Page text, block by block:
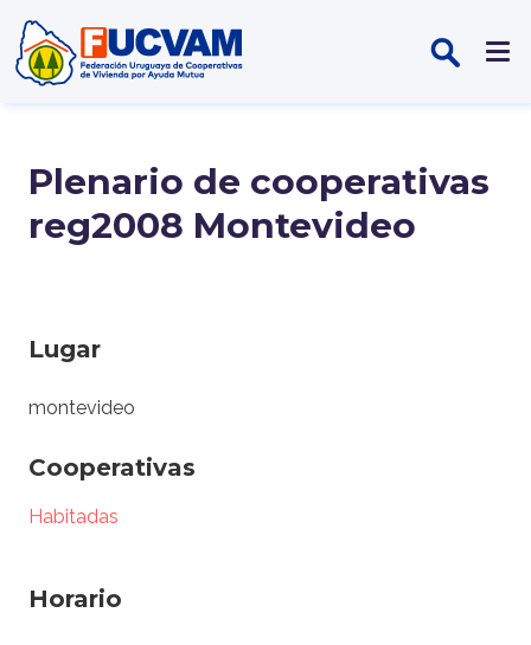
Plenario de cooperativas
reg2008 Montevideo
Lugar
montevideo
Cooperativas
Habitadas
Horario